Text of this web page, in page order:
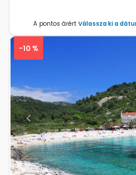
A pontos árért Válassza ki a
Previous
-10 %